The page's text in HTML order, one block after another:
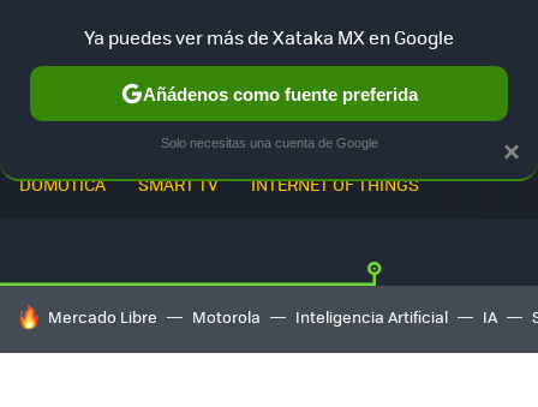
DOMÓTICA SMART TV INTERNET OF THINGS
HOY SE HABLA DE
Mercado Libre Motorola Inteligencia Artificial IA
×
Ya puedes ver más de Xataka MX en Google
Añádenos como fuente preferida
Solo necesitas una cuenta de Google